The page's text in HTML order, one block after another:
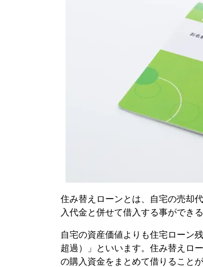
住み替えローン とは、自宅の売却
入代金と併せて借入する事ができ
自宅の資産価値よりも住宅ローン
超過）」といいます。 住み替えロ
の購入資金をまとめて借りることが